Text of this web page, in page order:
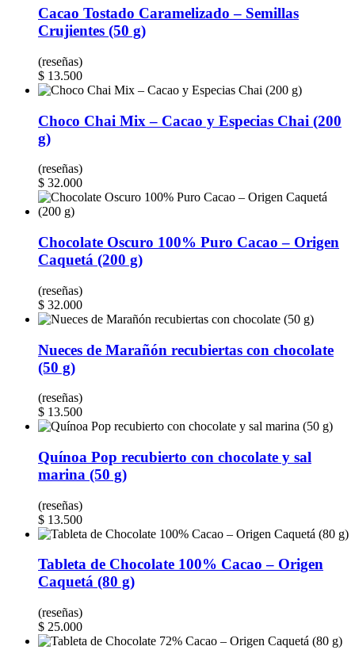
Cacao Tostado Caramelizado – Semillas
Crujientes (50 g)
(reseñas)
$ 13.500
Choco Chai Mix – Cacao y Especias Chai (200
g)
(reseñas)
$ 32.000
Chocolate Oscuro 100% Puro Cacao – Origen
Caquetá (200 g)
(reseñas)
$ 32.000
Nueces de Marañón recubiertas con chocolate
(50 g)
(reseñas)
$ 13.500
Quínoa Pop recubierto con chocolate y sal
marina (50 g)
(reseñas)
$ 13.500
Tableta de Chocolate 100% Cacao – Origen
Caquetá (80 g)
(reseñas)
$ 25.000